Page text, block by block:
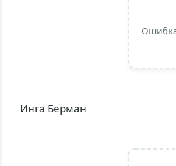
Инга Берман